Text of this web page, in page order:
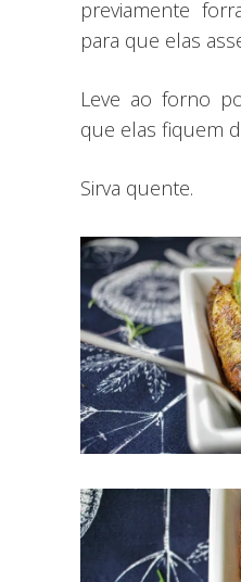
previamente
para que elas
Leve ao forno
que elas fiquem
Sirva quente.